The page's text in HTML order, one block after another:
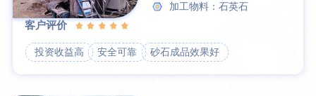
加工物料：石英石
客户评价
投资收益高 安全可靠 砂石成品效果好